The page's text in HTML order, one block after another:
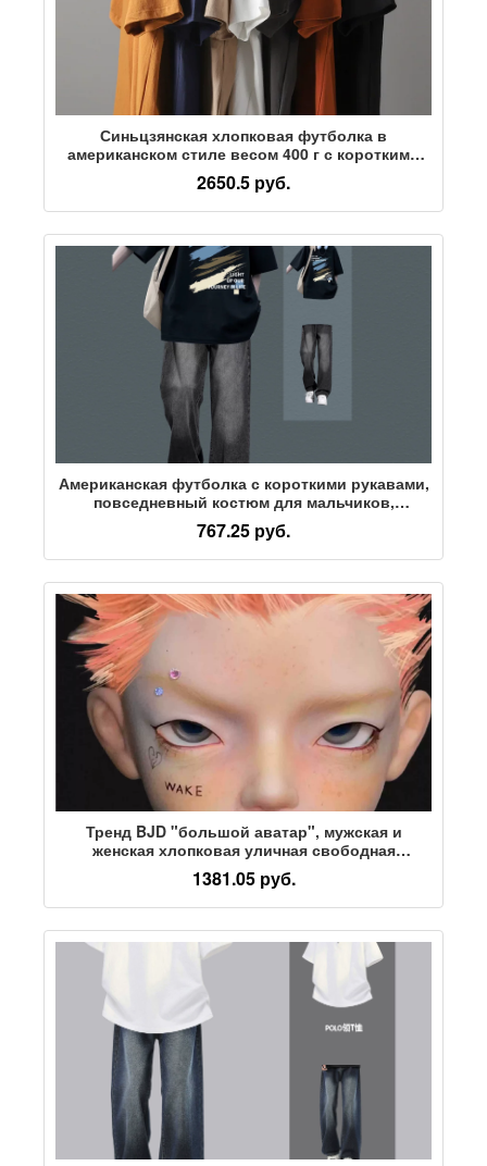
Синьцзянская хлопковая футболка в
американском стиле весом 400 г с короткими
рукавами, мужская весенне-летняя свободная
белая мужская рубашка с низом, мужская и
женская футболка tide
2650.5 руб.
Американская футболка с короткими рукавами,
повседневный костюм для мальчиков,
привлекательный и статный, модные джинсы,
костюм-двойка для подростков
767.25 руб.
Тренд BJD "большой аватар", мужская и
женская хлопковая уличная свободная
футболка с короткими рукавами в стиле аниме
и веселым мультфильмом, с круглым вырезом,
с короткими рукавами
1381.05 руб.